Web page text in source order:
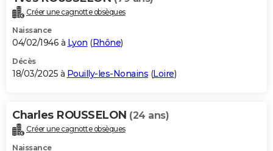
Créer une cagnotte obsèques
Naissance
04/02/1946 à Lyon (Rhône)
Décès
18/03/2025 à Pouilly-les-Nonains (Loire)
Charles ROUSSELON (24 ans)
Créer une cagnotte obsèques
Naissance